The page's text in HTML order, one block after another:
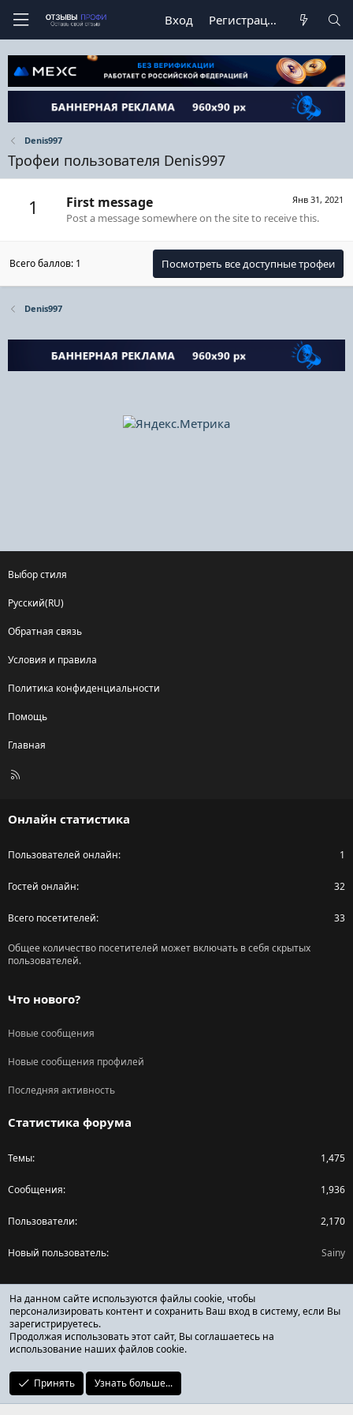
Вход Регистрация
Denis997
Трофеи пользователя Denis997
1 Янв 31, 2021
First message
Post a message somewhere on the site to receive this.
Всего баллов: 1 Посмотреть все доступные трофеи
Denis997
Выбор стиля
Русский(RU)
Обратная связь
Условия и правила
Политика конфиденциальности
Помощь
Главная
R
Онлайн статистика
Пользователей онлайн 1
Гостей онлайн 32
Всего посетителей 33
Общее количество посетителей может включать в себя скрытых
пользователей.
Что нового?
Новые сообщения
Новые сообщения профилей
Последняя активность
Статистика форума
Темы 1,475
Сообщения 1,936
Пользователи 2,170
Новый пользователь Sainy
Поделиться страницей
Facebook
X (Twitter)
Reddit
ОТЗЫВЫ ОНЛАЙН ФОРУМ
На данном сайте используются файлы cookie, чтобы
персонализировать контент и сохранить Ваш вход в систему, если Вы
зарегистрируетесь.
Продолжая использовать этот сайт, Вы соглашаетесь на
использование наших файлов cookie.
Принять Узнать больше...